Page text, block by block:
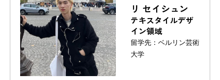
リ セイシュン
テキスタイルデザ
イン領域
留学先：ベルリン芸術
大学